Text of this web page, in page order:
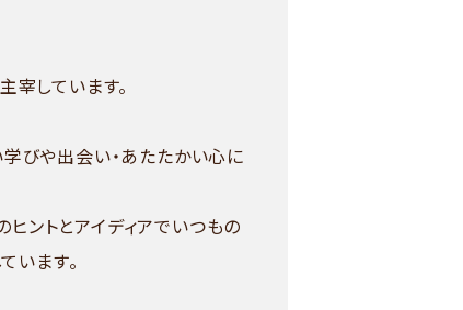
しています。
学びや出会い・あたたかい心に
ントとアイディアでいつもの
います。